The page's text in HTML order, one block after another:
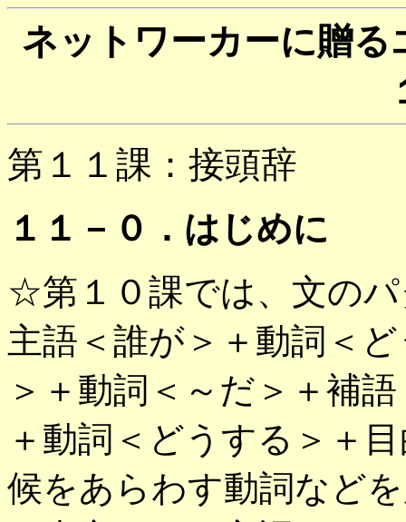
ネットワーカーに贈
第１１課：接頭辞
１１－０．はじめに
☆第１０課では、文の
主語＜誰が＞＋動詞＜
＞＋動詞＜～だ＞＋補
＋動詞＜どうする＞＋
候をあらわす動詞など